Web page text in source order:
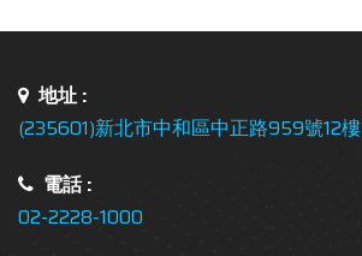
地址 :
(235601)新北市中和區中正路959號12樓
電話 :
02-2228-1000